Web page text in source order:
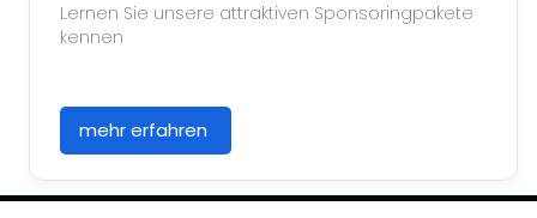
Lernen Sie unsere attraktiven Sponsoringpakete
kennen
mehr erfahren